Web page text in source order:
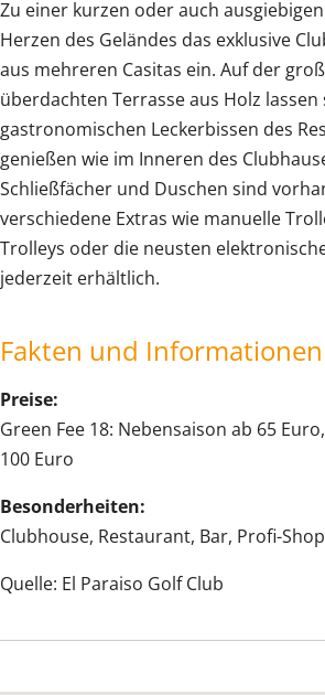
Zu einer kurzen oder auch
Herzen des Geländes das exklusive
aus mehreren Casitas ein. Auf der
überdachten Terrasse aus Holz lassen
gastronomischen Leckerbissen des
genießen wie im Inneren des
Schließfächer und Duschen sind
verschiedene Extras wie manuelle
Trolleys oder die neusten
jederzeit erhältlich.
Fakten und Informationen
Preise:
Green Fee 18: Nebensaison ab 65
100 Euro
Besonderheiten:
Clubhouse, Restaurant, Bar, Profi-
Quelle: El Paraiso Golf Club